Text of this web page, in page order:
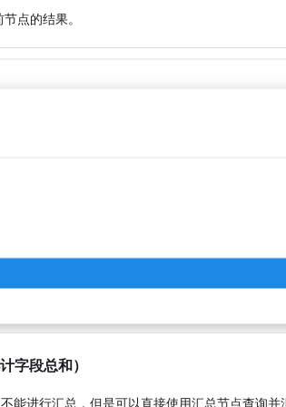
点的结果。
字段总和）
能进行汇总，但是可以直接使用汇总节点查询并